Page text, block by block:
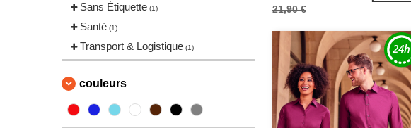
Sans Étiquette (1)
Santé (1)
Transport & Logistique (1)
couleurs
21,90 €